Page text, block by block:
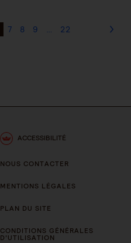
7 8 9 … 22
ACCESSIBILITÉ
NOUS CONTACTER
MENTIONS LÉGALES
PLAN DU SITE
CONDITIONS GÉNÉRALES
D’UTILISATION